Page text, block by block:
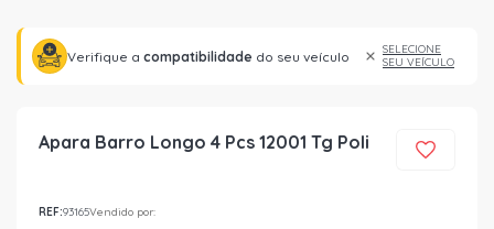
Verifique a compatibilidade do seu veículo
SELECIONE
SEU VEÍCULO
Apara Barro Longo 4 Pcs 12001 Tg Poli
REF:93165Vendido por: